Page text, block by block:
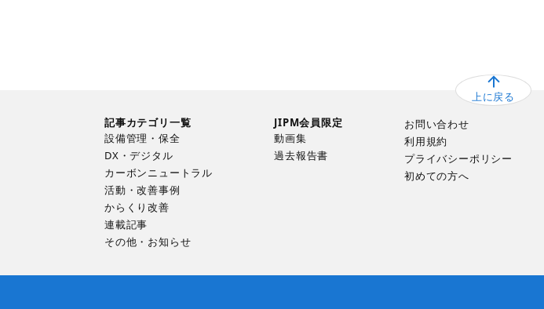
上に戻る
記事カテゴリ一覧
設備管理・保全
DX・デジタル
カーボンニュートラル
活動・改善事例
からくり改善
連載記事
その他・お知らせ
JIPM会員限定
動画集
過去報告書
お問い合わせ
利用規約
プライバシーポリシー
初めての方へ